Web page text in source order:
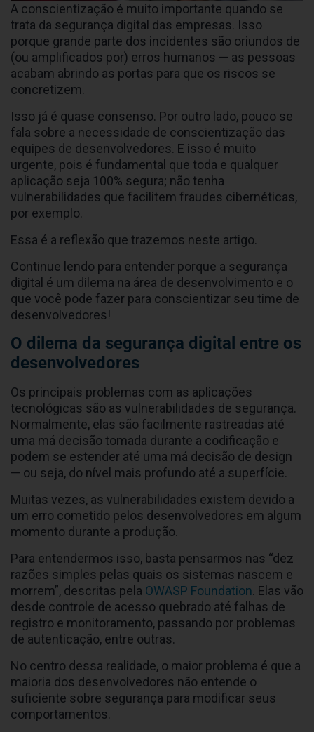
A conscientização é muito importante quando se
trata da segurança digital das empresas. Isso
porque grande parte dos incidentes são oriundos de
(ou amplificados por) erros humanos — as pessoas
acabam abrindo as portas para que os riscos se
concretizem.
Isso já é quase consenso. Por outro lado, pouco se
fala sobre a necessidade de conscientização das
equipes de desenvolvedores. E isso é muito
urgente, pois é fundamental que toda e qualquer
aplicação seja 100% segura; não tenha
vulnerabilidades que facilitem fraudes cibernéticas,
por exemplo.
Essa é a reflexão que trazemos neste artigo.
Continue lendo para entender porque a segurança
digital é um dilema na área de desenvolvimento e o
que você pode fazer para conscientizar seu time de
desenvolvedores!
O dilema da segurança digital entre os
desenvolvedores
Os principais problemas com as aplicações
tecnológicas são as vulnerabilidades de segurança.
Normalmente, elas são facilmente rastreadas até
uma má decisão tomada durante a codificação e
podem se estender até uma má decisão de design
— ou seja, do nível mais profundo até a superfície.
Muitas vezes, as vulnerabilidades existem devido a
um erro cometido pelos desenvolvedores em algum
momento durante a produção.
Para entendermos isso, basta pensarmos nas “dez
razões simples pelas quais os sistemas nascem e
morrem”, descritas pela OWASP Foundation. Elas vão
desde controle de acesso quebrado até falhas de
registro e monitoramento, passando por problemas
de autenticação, entre outras.
No centro dessa realidade, o maior problema é que a
maioria dos desenvolvedores não entende o
suficiente sobre segurança para modificar seus
comportamentos.